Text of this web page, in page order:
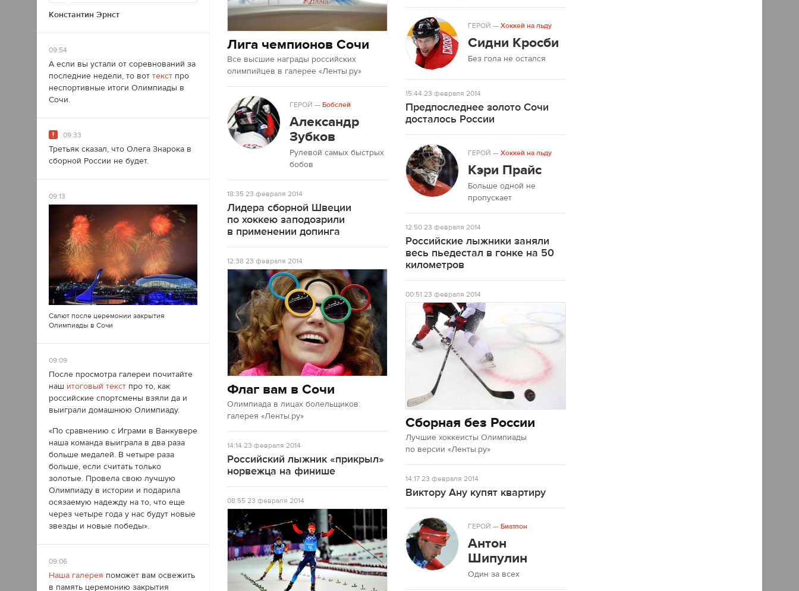
Константин Эрнст
09:54
А если вы устали от соревнований за
последние недели, то вот текст про
неспортивные итоги Олимпиады в
Сочи.
09:33
Третьяк сказал, что Олега Знарока в
сборной России не будет.
09:13
Салют после церемонии закрытия
Олимпиады в Сочи
09:09
После просмотра галереи почитайте
наш итоговый текст про то, как
российские спортсмены взяли да и
выиграли домашнюю Олимпиаду.
«По сравнению с Играми в Ванкувере
наша команда выиграла в два раза
больше медалей. В четыре раза
больше, если считать только
золотые. Провела свою лучшую
Олимпиаду в истории и подарила
осязаемую надежду на то, что еще
через четыре года у нас будут новые
звезды и новые победы».
09:06
Наша галерея поможет вам освежить
в память церемонию закрытия
Лига чемпионов Сочи
Все высшие награды российских
олимпийцев в галерее «Ленты.ру»
ГЕРОЙ —Бобслей
Александр
Зубков
Рулевой самых быстрых
бобов
18:3523 февраля 2014
Лидера сборной Швеции
по хоккею заподозрили
в применении допинга
12:3823 февраля 2014
Флаг вам в Сочи
Олимпиада в лицах болельщиков:
галерея «Ленты.ру»
14:1423 февраля 2014
Российский лыжник «прикрыл»
норвежца на финише
08:5523 февраля 2014
ГЕРОЙ —Хоккей на льду
Сидни Кросби
Без гола не остался
15:4423 февраля 2014
Предпоследнее золото Сочи
досталось России
ГЕРОЙ —Хоккей на льду
Кэри Прайс
Больше одной не
пропускает
12:5023 февраля 2014
Российские лыжники заняли
весь пьедестал в гонке на 50
километров
00:51 23 февраля 2014
Сборная без России
Лучшие хоккеисты Олимпиады
по версии «Ленты.ру»
14:1723 февраля 2014
Виктору Ану купят квартиру
ГЕРОЙ —Биатлон
Антон
Шипулин
Один за всех